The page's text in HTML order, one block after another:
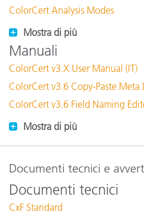
ColorCert Analysis Modes
Mostra di più
Manuali
ColorCert v3.X User Manual (IT)
ColorCert v3.6 Copy-Paste Meta
ColorCert v3.6 Field Naming
Mostra di più
Documenti tecnici e
Documenti tecnici
CxF Standard